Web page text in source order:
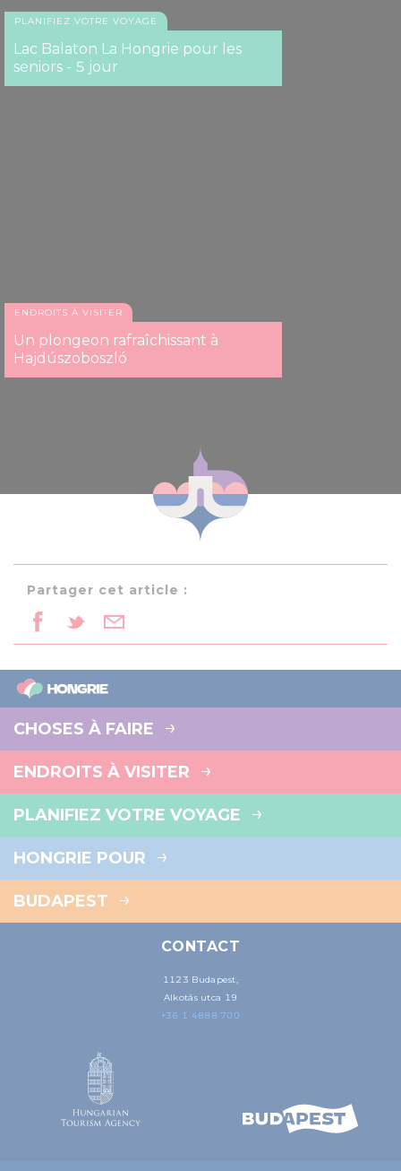
PLANIFIEZ VOTRE VOYAGE
Lac Balaton La Hongrie pour les
seniors - 5 jour
ENDROITS À VISITER
Un plongeon rafraîchissant à
Hajdúszoboszló
Partager cet article :
CHOSES À FAIRE
ENDROITS À VISITER
PLANIFIEZ VOTRE VOYAGE
HONGRIE POUR
BUDAPEST
CONTACT
1123 Budapest,
Alkotás utca 19
+36 1 4888 700